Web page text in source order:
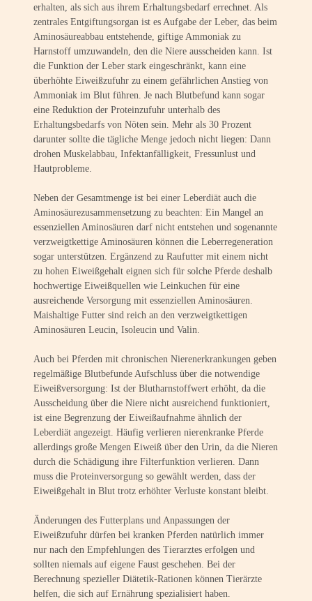
erhalten, als sich aus ihrem Erhaltungsbedarf errechnet. Als
zentrales Entgiftungsorgan ist es Aufgabe der Leber, das beim
Aminosäureabbau entstehende, giftige Ammoniak zu
Harnstoff umzuwandeln, den die Niere ausscheiden kann. Ist
die Funktion der Leber stark eingeschränkt, kann eine
überhöhte Eiweißzufuhr zu einem gefährlichen Anstieg von
Ammoniak im Blut führen. Je nach Blutbefund kann sogar
eine Reduktion der Proteinzufuhr unterhalb des
Erhaltungsbedarfs von Nöten sein. Mehr als 30 Prozent
darunter sollte die tägliche Menge jedoch nicht liegen: Dann
drohen Muskelabbau, Infektanfälligkeit, Fressunlust und
Hautprobleme.
Neben der Gesamtmenge ist bei einer Leberdiät auch die
Aminosäurezusammensetzung zu beachten: Ein Mangel an
essenziellen Aminosäuren darf nicht entstehen und sogenannte
verzweigtkettige Aminosäuren können die Leberregeneration
sogar unterstützen. Ergänzend zu Raufutter mit einem nicht
zu hohen Eiweißgehalt eignen sich für solche Pferde deshalb
hochwertige Eiweißquellen wie Leinkuchen für eine
ausreichende Versorgung mit essenziellen Aminosäuren.
Maishaltige Futter sind reich an den verzweigtkettigen
Aminosäuren Leucin, Isoleucin und Valin.
Auch bei Pferden mit chronischen Nierenerkrankungen geben
regelmäßige Blutbefunde Aufschluss über die notwendige
Eiweißversorgung: Ist der Blutharnstoffwert erhöht, da die
Ausscheidung über die Niere nicht ausreichend funktioniert,
ist eine Begrenzung der Eiweißaufnahme ähnlich der
Leberdiät angezeigt. Häufig verlieren nierenkranke Pferde
allerdings große Mengen Eiweiß über den Urin, da die Nieren
durch die Schädigung ihre Filterfunktion verlieren. Dann
muss die Proteinversorgung so gewählt werden, dass der
Eiweißgehalt in Blut trotz erhöhter Verluste konstant bleibt.
Änderungen des Futterplans und Anpassungen der
Eiweißzufuhr dürfen bei kranken Pferden natürlich immer
nur nach den Empfehlungen des Tierarztes erfolgen und
sollten niemals auf eigene Faust geschehen. Bei der
Berechnung spezieller Diätetik-Rationen können Tierärzte
helfen, die sich auf Ernährung spezialisiert haben.